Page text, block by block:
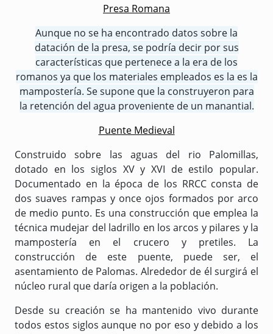
Presa Romana
Aunque no se ha encontrado datos sobre la
datación de la presa, se podría decir por sus
características que pertenece a la era de los
romanos ya que los materiales empleados es la es la
mampostería. Se supone que la construyeron para
la retención del agua proveniente de un manantial.
Puente Medieval
Construido sobre las aguas del rio Palomillas,
dotado en los siglos XV y XVI de estilo popular.
Documentado en la época de los RRCC consta de
dos suaves rampas y once ojos formados por arco
de medio punto. Es una construcción que emplea la
técnica mudejar del ladrillo en los arcos y pilares y la
mampostería en el crucero y pretiles. La
construcción de este puente, puede ser, el
asentamiento de Palomas. Alrededor de él surgirá el
núcleo rural que daría origen a la población.
Desde su creación se ha mantenido vivo durante
todos estos siglos aunque no por eso y debido a los